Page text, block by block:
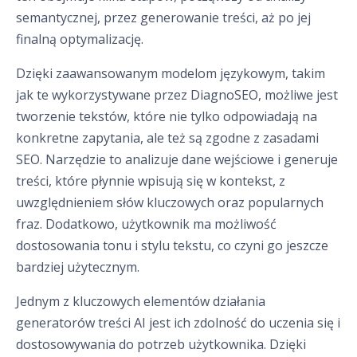
semantycznej, przez generowanie treści, aż po jej
finalną optymalizację.
Dzięki zaawansowanym modelom językowym, takim
jak te wykorzystywane przez DiagnoSEO, możliwe jest
tworzenie tekstów, które nie tylko odpowiadają na
konkretne zapytania, ale też są zgodne z zasadami
SEO. Narzędzie to analizuje dane wejściowe i generuje
treści, które płynnie wpisują się w kontekst, z
uwzględnieniem słów kluczowych oraz popularnych
fraz. Dodatkowo, użytkownik ma możliwość
dostosowania tonu i stylu tekstu, co czyni go jeszcze
bardziej użytecznym.
Jednym z kluczowych elementów działania
generatorów treści AI jest ich zdolność do uczenia się i
dostosowywania do potrzeb użytkownika. Dzięki